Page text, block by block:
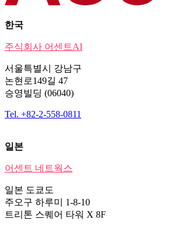
한국
주식회사 어센트AI
서울특별시 강남구
논현로149길 47
승영빌딩 (06040)
Tel. +82-2-558-0811
일본
어센트 네트웍스
일본 도쿄도
주오구 하루미 1-8-10
트리톤 스퀘어 타워 X 8F